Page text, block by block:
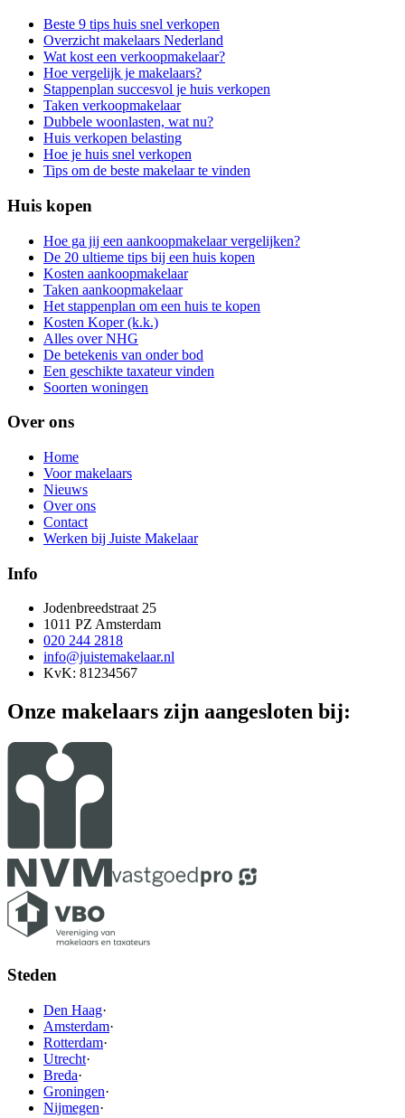
Beste 9 tips huis snel verkopen
Overzicht makelaars Nederland
Wat kost een verkoopmakelaar?
Hoe vergelijk je makelaars?
Stappenplan succesvol je huis verkopen
Taken verkoopmakelaar
Dubbele woonlasten, wat nu?
Huis verkopen belasting
Hoe je huis snel verkopen
Tips om de beste makelaar te vinden
Huis kopen
Hoe ga jij een aankoopmakelaar vergelijken?
De 20 ultieme tips bij een huis kopen
Kosten aankoopmakelaar
Taken aankoopmakelaar
Het stappenplan om een huis te kopen
Kosten Koper (k.k.)
Alles over NHG
De betekenis van onder bod
Een geschikte taxateur vinden
Soorten woningen
Over ons
Home
Voor makelaars
Nieuws
Over ons
Contact
Werken bij Juiste Makelaar
Info
Jodenbreedstraat 25
1011 PZ Amsterdam
020 244 2818
info@juistemakelaar.nl
KvK: 81234567
Onze makelaars zijn aangesloten bij:
Steden
Den Haag·
Amsterdam·
Rotterdam·
Utrecht·
Breda·
Groningen·
Nijmegen·